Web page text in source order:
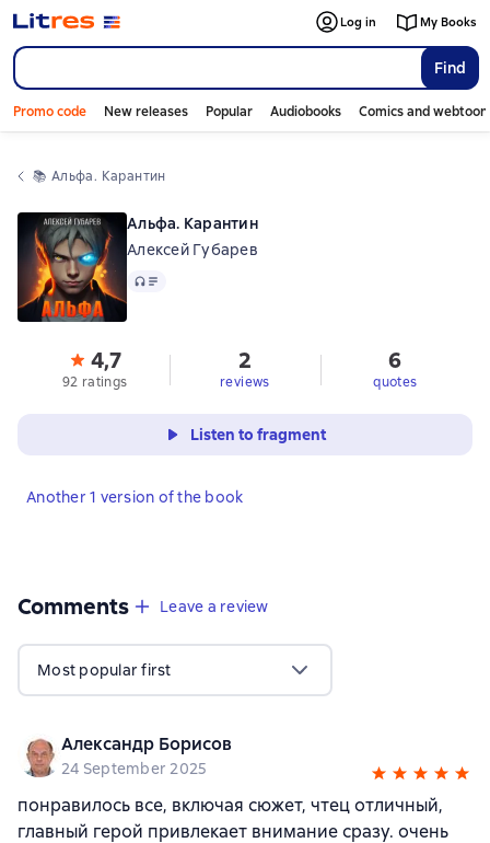
Find
Log in My Books
Promo code New releases Popular Audiobooks Comics and
📚 Альфа. Карантин
Comments 2 reviews
Leave a review
Most popular first
Александр Борисов
24 September 2025
понравилось все, включая сюжет, чтец отличный,
главный герой привлекает внимание сразу. очень
Альфа. Карантин
Алексей Губарев
Audio
4,7
92 ratings
2
reviews
6
quotes
Listen to fragment
Another 1 version of the book